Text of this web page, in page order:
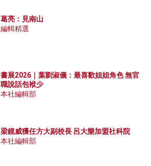
葛亮：見南山
編輯精選
書展2026｜葉劉淑儀：最喜歡姐姐角色 無官
職說話包袱少
本社編輯部
梁鏡威獲任方大副校長 呂大樂加盟社科院
本社編輯部